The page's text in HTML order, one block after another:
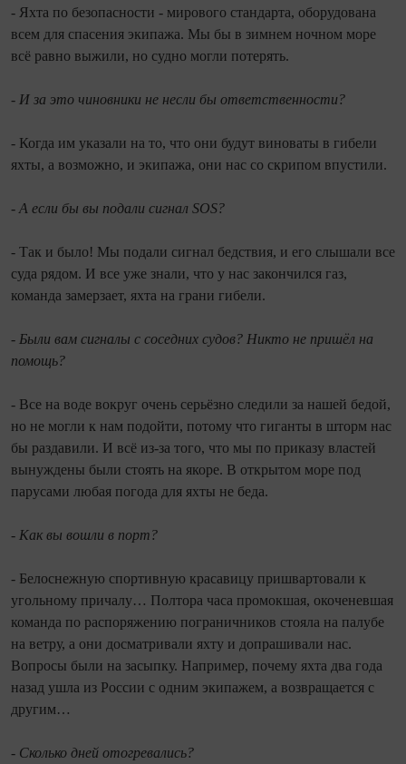
- Яхта по безопасности - мирового стандарта, оборудована
всем для спасения экипажа. Мы бы в зимнем ночном море
всё равно выжили, но судно могли потерять.
- И за это чиновники не несли бы ответственности?
- Когда им указали на то, что они будут виноваты в гибели
яхты, а возможно, и экипажа, они нас со скрипом впустили.
- А если бы вы подали сигнал SOS?
- Так и было! Мы подали сигнал бедствия, и его слышали все
суда рядом. И все уже знали, что у нас закончился газ,
команда замерзает, яхта на грани гибели.
- Были вам сигналы с соседних судов? Никто не пришёл на
помощь?
- Все на воде вокруг очень серьёзно следили за нашей бедой,
но не могли к нам подойти, потому что гиганты в шторм нас
бы раздавили. И всё из-за того, что мы по приказу властей
вынуждены были стоять на якоре. В открытом море под
парусами любая погода для яхты не беда.
- Как вы вошли в порт?
- Белоснежную спортивную красавицу пришвартовали к
угольному причалу… Полтора часа промокшая, окоченевшая
команда по распоряжению пограничников стояла на палубе
на ветру, а они досматривали яхту и допрашивали нас.
Вопросы были на засыпку. Например, почему яхта два года
назад ушла из России с одним экипажем, а возвращается с
другим…
- Сколько дней отогревались?